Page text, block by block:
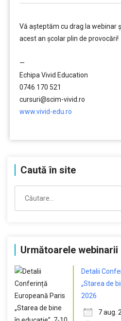
Vă aşteptăm cu drag la webinar
acest an şcolar plin de provocări!
—
Echipa Vivid Education
0746 170 521
cursuri@scim-vivid.ro
www.vivid-edu.ro
Caută în site
după:
Următoarele webinarii
Detalii
„Starea de
2026
7 aug.